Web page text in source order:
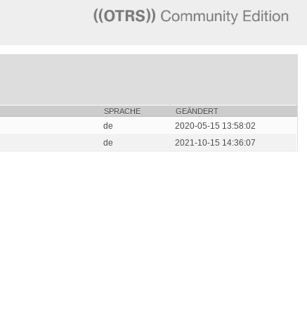
SPRACHE GEÄNDERT
de
2020-05-15 13:58:02
de 2021-10-15 14:36:07